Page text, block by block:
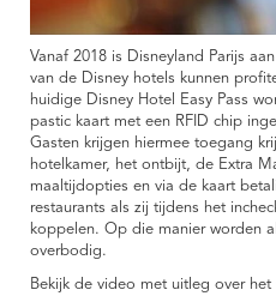
Vanaf 2018 is Disneyland Parijs
van de Disney hotels kunnen
huidige Disney Hotel Easy Pass
pastic kaart met een RFID chip
Gasten krijgen hiermee toegang
hotelkamer, het ontbijt, de Extra
maaltijdopties en via de kaart
restaurants als zij tijdens het
koppelen. Op die manier worden
overbodig.
Bekijk de video met uitleg over het